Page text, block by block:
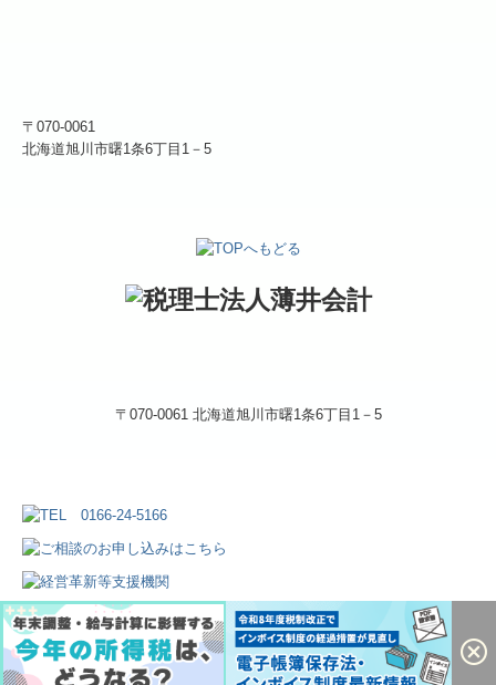
〒070-0061
北海道旭川市曙1条6丁目1－5
〒070-0061 北海道旭川市曙1条6丁目1－5
外部サービスの利用に関するプライバシーポリシー
Copyright (c) 2026 税理士法人薄井会計 All Rights Reserved.